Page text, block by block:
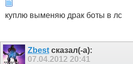
куплю выменяю драк боты в лс
Zbest сказал(-а):
07.04.2012 20:41